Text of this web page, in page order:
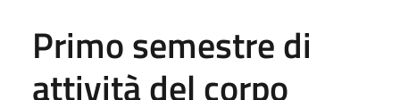
Primo semestre di
attività del corpo